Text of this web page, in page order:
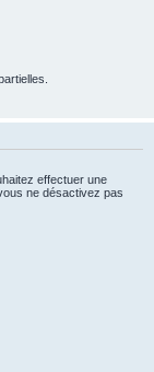
effectuer une
ne désactivez pas